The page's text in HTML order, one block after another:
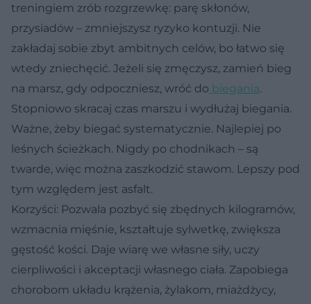
treningiem zrób rozgrzewkę: parę skłonów,
przysiadów – zmniejszysz ryzyko kontuzji. Nie
zakładaj sobie zbyt ambitnych celów, bo łatwo się
wtedy zniechęcić. Jeżeli się zmęczysz, zamień bieg
na marsz, gdy odpoczniesz, wróć do biegania.
Stopniowo skracaj czas marszu i wydłużaj biegania.
Ważne, żeby biegać systematycznie. Najlepiej po
leśnych ścieżkach. Nigdy po chodnikach – są
twarde, więc można zaszkodzić stawom. Lepszy pod
tym względem jest asfalt.
Korzyści: Pozwala pozbyć się zbędnych kilogramów,
wzmacnia mięśnie, kształtuje sylwetkę, zwiększa
gęstość kości. Daje wiarę we własne siły, uczy
cierpliwości i akceptacji własnego ciała. Zapobiega
chorobom układu krążenia, żylakom, miażdżycy,